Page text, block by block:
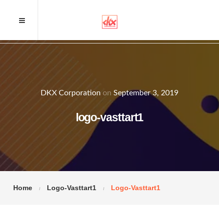
DKX Corporation on September 3, 2019
logo-vasttart1
Home Logo-Vasttart1 Logo-Vasttart1